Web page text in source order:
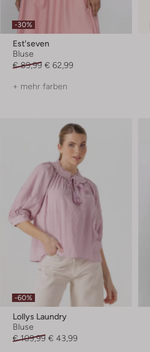
-30%
Est'seven
Bluse
€ 89,99 € 62,99
+ mehr farben
-60%
Lollys Laundry
Bluse
€ 109,99 € 43,99